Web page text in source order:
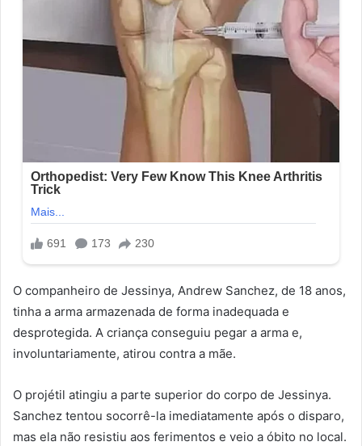
O companheiro de Jessinya, Andrew Sanchez, de 18 anos,
tinha a arma armazenada de forma inadequada e
desprotegida. A criança conseguiu pegar a arma e,
involuntariamente, atirou contra a mãe.
O projétil atingiu a parte superior do corpo de Jessinya.
Sanchez tentou socorrê-la imediatamente após o disparo,
mas ela não resistiu aos ferimentos e veio a óbito no local.